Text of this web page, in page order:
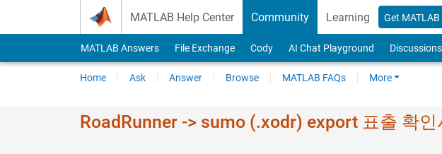
MATLAB Help Center Community Learning Get MATLAB
MATLAB Answers File Exchange Cody AI Chat Playground Discussions
Home Ask Answer Browse MATLAB FAQs More
RoadRunner -> sumo (.xodr) export 표출 확